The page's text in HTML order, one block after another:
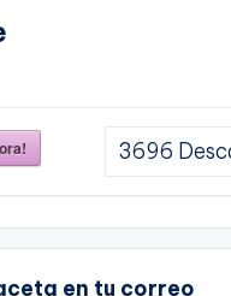
3696
en tu correo